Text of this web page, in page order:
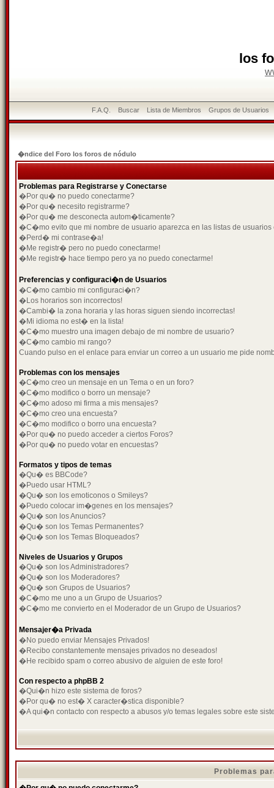
los
F.A.Q. Buscar Lista de Miembros Grupos de Usuarios
�ndice del Foro los foros de nódulo
Problemas para Registrarse y Conectarse
�Por qu� no puedo conectarme?
�Por qu� necesito registrarme?
�Por qu� me desconecta autom�ticamente?
�C�mo evito que mi nombre de usuario aparezca en las listas de usuarios
�Perd� mi contrase�a!
�Me registr� pero no puedo conectarme!
�Me registr� hace tiempo pero ya no puedo conectarme!
Preferencias y configuraci�n de Usuarios
�C�mo cambio mi configuraci�n?
�Los horarios son incorrectos!
�Cambi� la zona horaria y las horas siguen siendo incorrectas!
�Mi idioma no est� en la lista!
�C�mo muestro una imagen debajo de mi nombre de usuario?
�C�mo cambio mi rango?
Cuando pulso en el enlace para enviar un correo a un usuario me pide
Problemas con los mensajes
�C�mo creo un mensaje en un Tema o en un foro?
�C�mo modifico o borro un mensaje?
�C�mo adoso mi firma a mis mensajes?
�C�mo creo una encuesta?
�C�mo modifico o borro una encuesta?
�Por qu� no puedo acceder a ciertos Foros?
�Por qu� no puedo votar en encuestas?
Formatos y tipos de temas
�Qu� es BBCode?
�Puedo usar HTML?
�Qu� son los emoticonos o Smileys?
�Puedo colocar im�genes en los mensajes?
�Qu� son los Anuncios?
�Qu� son los Temas Permanentes?
�Qu� son los Temas Bloqueados?
Niveles de Usuarios y Grupos
�Qu� son los Administradores?
�Qu� son los Moderadores?
�Qu� son Grupos de Usuarios?
�C�mo me uno a un Grupo de Usuarios?
�C�mo me convierto en el Moderador de un Grupo de Usuarios?
Mensajer�a Privada
�No puedo enviar Mensajes Privados!
�Recibo constantemente mensajes privados no deseados!
�He recibido spam o correo abusivo de alguien de este foro!
Con respecto a phpBB 2
�Qui�n hizo este sistema de foros?
�Por qu� no est� X caracter�stica disponible?
�A qui�n contacto con respecto a abusos y/o temas legales sobre este
Problemas